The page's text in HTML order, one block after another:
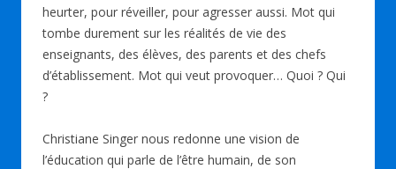
heurter, pour réveiller, pour agresser aussi. Mot qui
tombe durement sur les réalités de vie des
enseignants, des élèves, des parents et des chefs
d’établissement. Mot qui veut provoquer… Quoi ? Qui
?
Christiane Singer nous redonne une vision de
l’éducation qui parle de l’être humain, de son